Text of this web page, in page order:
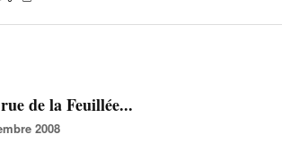
de la Feuillée...
2008